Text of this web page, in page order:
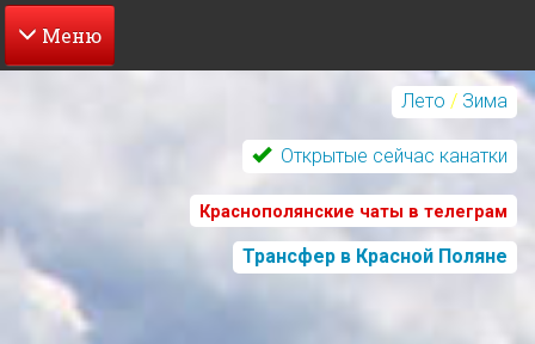
Перейти
Лето / Зима
Открытые сейчас канатки
Краснополянские чаты в телеграм
Трансфер в Красной Поляне